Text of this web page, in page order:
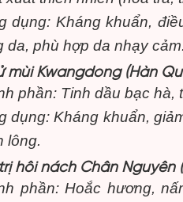
dụng: Kháng khuẩn,
da, phù hợp da nhạy cảm.
mùi Kwangdong (Hàn
phần: Tinh dầu bạc hà,
dụng: Kháng khuẩn,
lông.
hôi nách Chân Nguyên
phần: Hoắc hương,